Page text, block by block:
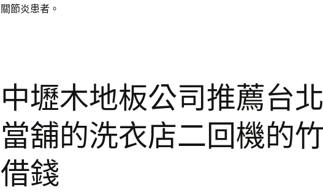
關節炎患者。
中壢木地板公司推薦台
當舖的洗衣店二回機的
借錢